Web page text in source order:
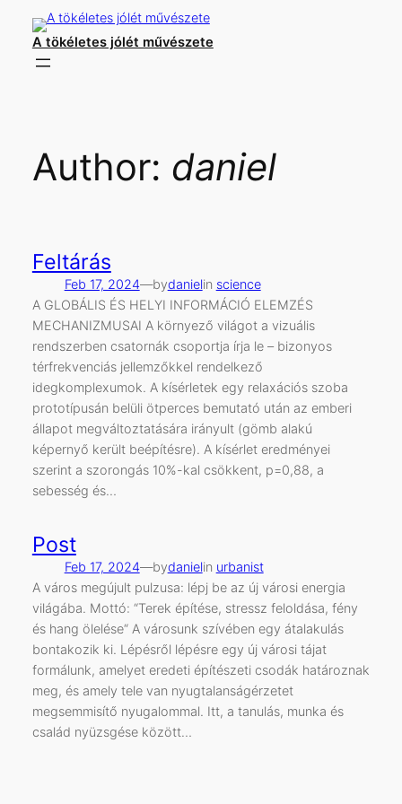
contentA tökéletes jólét művészete
Author: daniel
Feltárás
Feb 17, 2024—bydanielin science
A GLOBÁLIS ÉS HELYI INFORMÁCIÓ ELEMZÉS
MECHANIZMUSAI A környező világot a vizuális
rendszerben csatornák csoportja írja le – bizonyos
térfrekvenciás jellemzőkkel rendelkező
idegkomplexumok. A kísérletek egy relaxációs szoba
prototípusán belüli ötperces bemutató után az emberi
állapot megváltoztatására irányult (gömb alakú
képernyő került beépítésre). A kísérlet eredményei
szerint a szorongás 10%-kal csökkent, p=0,88, a
sebesség és…
Post
Feb 17, 2024—bydanielin urbanist
A város megújult pulzusa: lépj be az új városi energia
világába. Mottó: “Terek építése, stressz feloldása, fény
és hang ölelése“ A városunk szívében egy átalakulás
bontakozik ki. Lépésről lépésre egy új városi tájat
formálunk, amelyet eredeti építészeti csodák határoznak
meg, és amely tele van nyugtalanságérzetet
megsemmisítő nyugalommal. Itt, a tanulás, munka és
család nyüzsgése között…